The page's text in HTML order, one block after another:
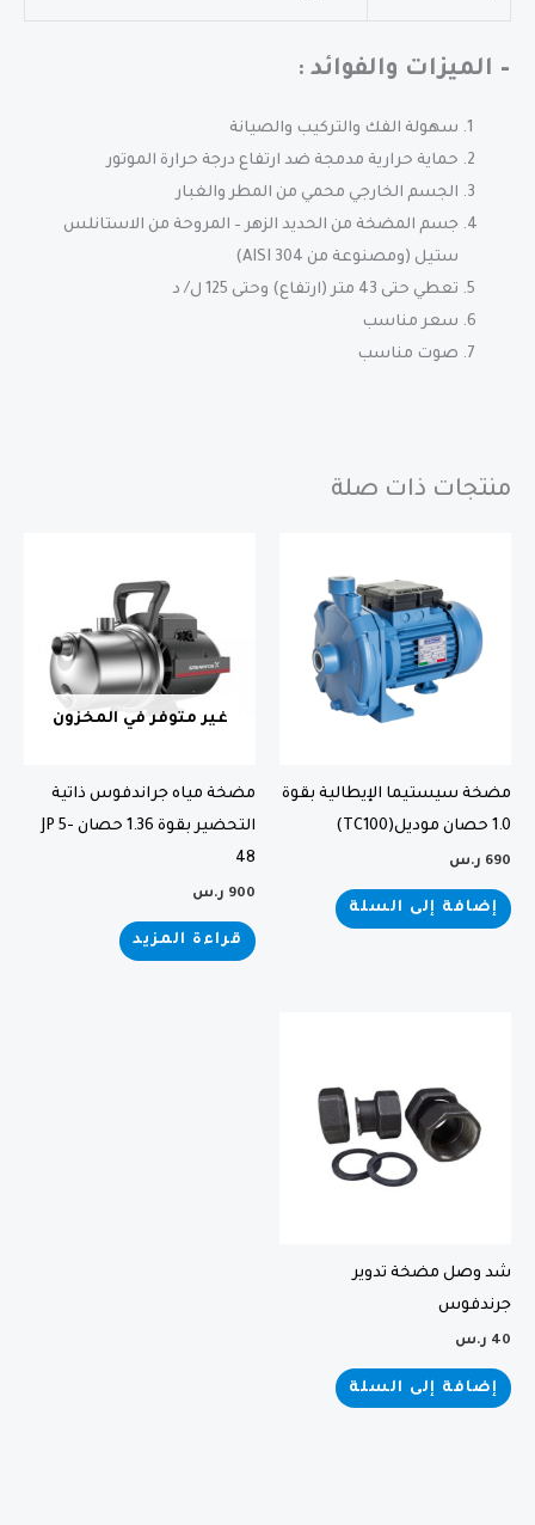
– الميزات والفوائد :
سهولة الفك والتركيب والصيانة
حماية حرارية مدمجة ضد ارتفاع درجة حرارة الموتور
الجسم الخارجي محمي من المطر والغبار
جسم المضخة من الحديد الزهر – المروحة من الاستانلس
ستيل (ومصنوعة من AISI 304)
تعطي حتى 43 متر (ارتفاع) وحتى 125 ل/ د
سعر مناسب
صوت مناسب
منتجات ذات صلة
مضخة سيستيما الإيطالية بقوة
1.0 حصان موديل(TC100)
690 ر.س
إضافة إلى السلة
غير متوفر في المخزون
مضخة مياه جراندفوس ذاتية
التحضير بقوة 1.36 حصان JP 5-
48
900 ر.س
قراءة المزيد
شد وصل مضخة تدوير
جرندفوس
40 ر.س
إضافة إلى السلة